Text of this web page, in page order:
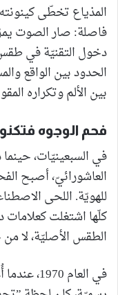
المذياع تخطّى
فاصلة: صار الصوت
دخول التقنيّة في
الحدود بين الواقع
بين الألم وتكراره
فحم الوجوه
في السبعينيّات،
العاشورائيّ، أصبح
للهويّة. اللحى
كلّها اشتغلت
الطقس الأصليّة، لا
في العام